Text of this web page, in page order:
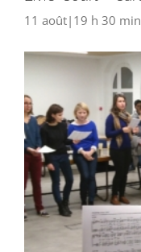
11 août|19 h 30 min